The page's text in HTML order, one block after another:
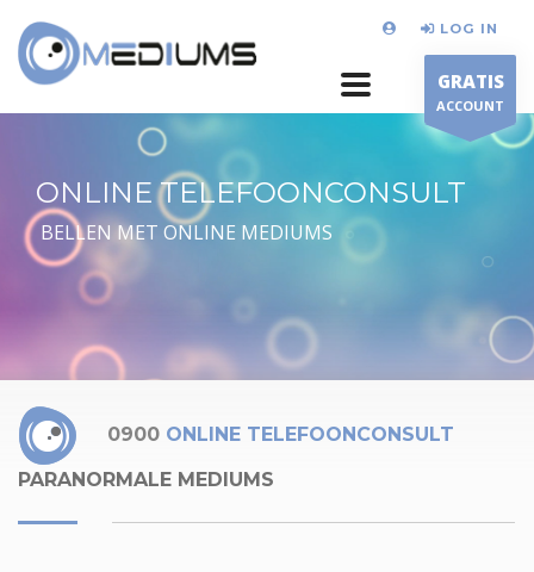
LOG IN
GRATIS
ACCOUNT
ONLINE TELEFOONCONSULT
BELLEN MET ONLINE MEDIUMS
0900 ONLINE TELEFOONCONSULT
PARANORMALE MEDIUMS